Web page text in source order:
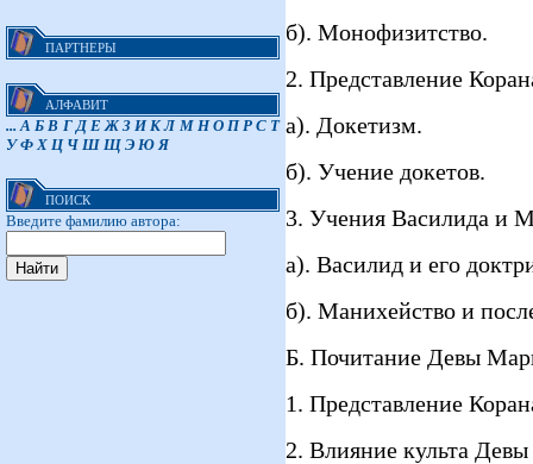
ПАРТНЕРЫ
АЛФАВИТ
... А Б В Г Д Е Ж З И К Л М Н О П Р С Т
У Ф Х Ц Ч Ш Щ Э Ю Я
ПОИСК
Введите фамилию автора:
б). Монофизитство.
2. Представление
а). Докетизм.
б). Учение докетов.
3. Учения Василида и
а). Василид и его
б). Манихейство и
Б. Почитание Девы
1. Представление
2. Влияние культа